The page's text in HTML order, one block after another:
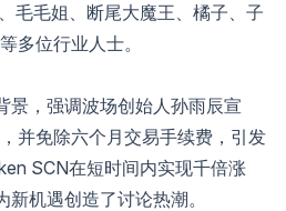
毛毛姐、断尾大魔王、橘子、子
多位行业人士。
景，强调波场创始人孙雨辰宣
并免除六个月交易手续费，引发
SCN在短时间内实现千倍涨
机遇创造了讨论热潮。